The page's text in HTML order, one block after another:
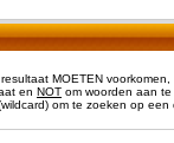
MOETEN voorkomen,
en NOT om woorden aan
om te zoeken op een